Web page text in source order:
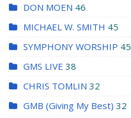
DON MOEN 46
MICHAEL W. SMITH 45
SYMPHONY WORSHIP 45
GMS LIVE 38
CHRIS TOMLIN 32
GMB (Giving My Best) 32